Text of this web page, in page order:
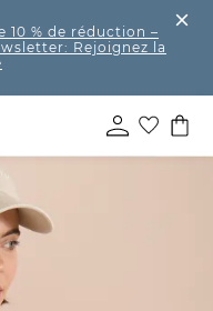
10 % de réduction –
Rejoignez la